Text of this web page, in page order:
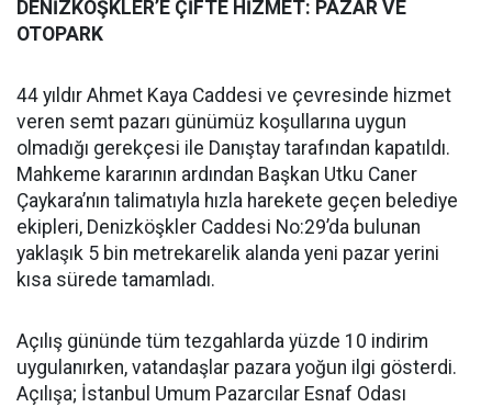
DENİZKÖŞKLER’E ÇİFTE HİZMET: PAZAR VE
OTOPARK
44 yıldır Ahmet Kaya Caddesi ve çevresinde hizmet
veren semt pazarı günümüz koşullarına uygun
olmadığı gerekçesi ile Danıştay tarafından kapatıldı.
Mahkeme kararının ardından Başkan Utku Caner
Çaykara’nın talimatıyla hızla harekete geçen belediye
ekipleri, Denizköşkler Caddesi No:29’da bulunan
yaklaşık 5 bin metrekarelik alanda yeni pazar yerini
kısa sürede tamamladı.
Açılış gününde tüm tezgahlarda yüzde 10 indirim
uygulanırken, vatandaşlar pazara yoğun ilgi gösterdi.
Açılışa; İstanbul Umum Pazarcılar Esnaf Odası